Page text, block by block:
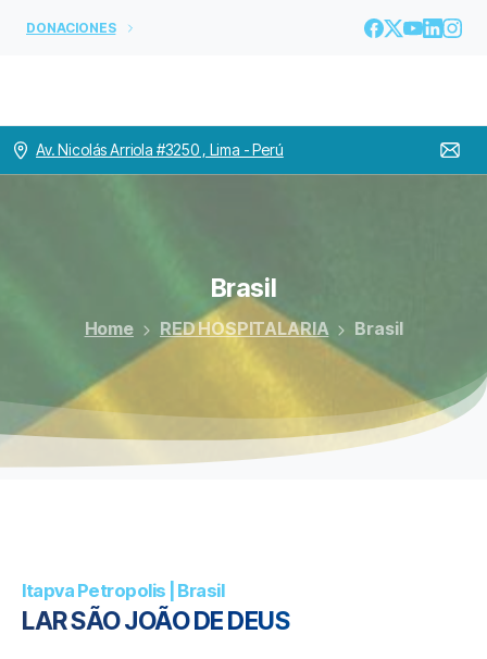
DONACIONES
Av. Nicolás Arriola #3250 , Lima - Perú
Brasil
Home RED HOSPITALARIA Brasil
Itapva Petropolis | Brasil
LAR SÃO JOÃO DE DEUS